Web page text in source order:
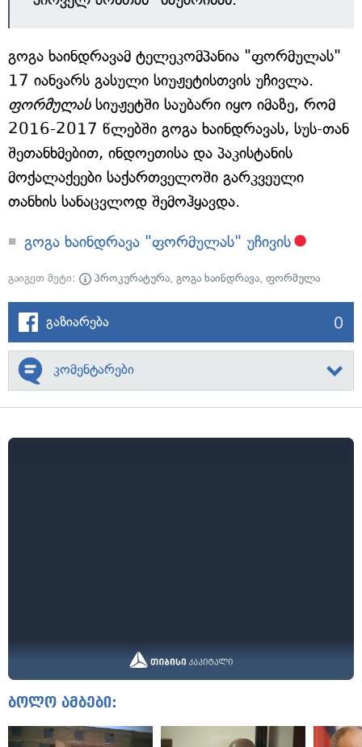
გოგა ხაინდრავამ ტელეკომპანია "ფორმულას"
17 იანვარს გასული სიუჟეტისთვის უჩივლა.
ფორმულასსიუჟეტში საუბარი იყო იმაზე, რომ
2016-2017 წლებში გოგა ხაინდრავას, სუს-თან
შეთანხმებით, ინდოეთისა და პაკისტანის
მოქალაქეები საქართველოში გარკვეული
თანხის სანაცვლოდ შემოჰყავდა.
გოგა ხაინდრავა "ფორმულას" უჩივის
გაიგეთ მეტი: პროკურატურა, გოგა ხაინდრავა, ფორმულა
გაზიარება 0
კომენტარები
ბოლო ამბები: